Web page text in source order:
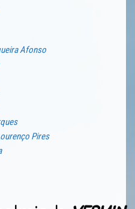
Afonso
Pires